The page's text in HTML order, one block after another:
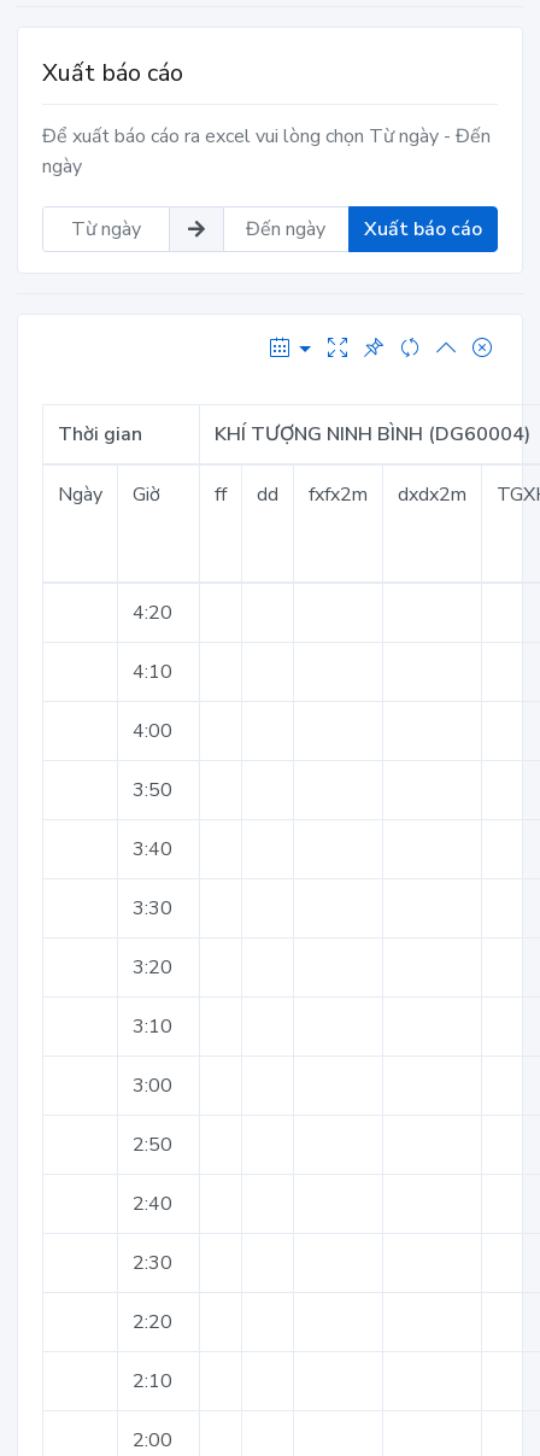
Xuất báo cáo
Để xuất báo cáo ra excel vui lòng chọn Từ ngày - Đến
ngày
Xuất báo cáo
Thời gian KHÍ TƯỢNG NINH BÌNH (DG60004)
Ngày Giờ ff dd fxfx2m dxdx2m
4:20
4:10
4:00
3:50
3:40
3:30
3:20
3:10
3:00
2:50
2:40
2:30
2:20
2:10
2:00